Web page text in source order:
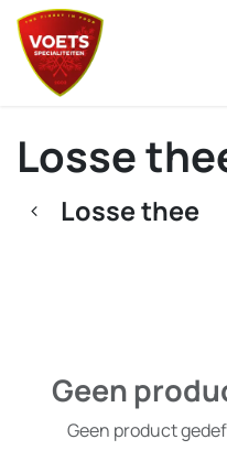
Overslaan naar inhoud
Losse
Losse thee
Geen
Geen product